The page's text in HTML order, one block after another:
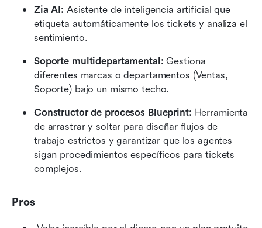
Zia AI: Asistente de inteligencia artificial que
etiqueta automáticamente los tickets y analiza el
sentimiento.
Soporte multidepartamental: Gestiona
diferentes marcas o departamentos (Ventas,
Soporte) bajo un mismo techo.
Constructor de procesos Blueprint: Herramienta
de arrastrar y soltar para diseñar flujos de
trabajo estrictos y garantizar que los agentes
sigan procedimientos específicos para tickets
complejos.
Pros